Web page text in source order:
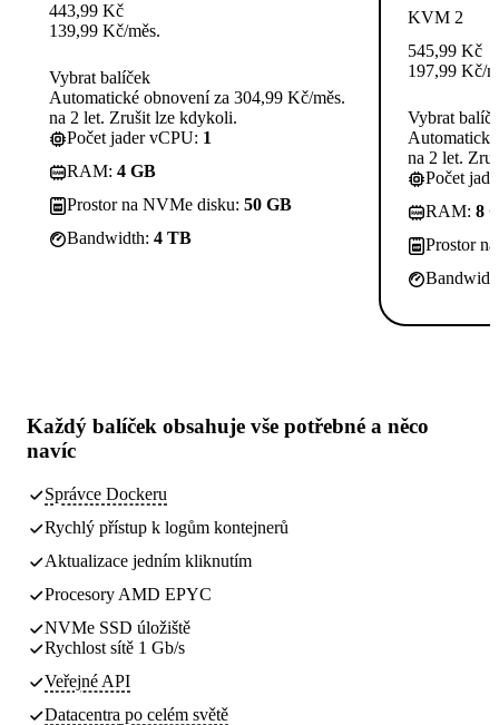
443,99 Kč
139,99 Kč/měs.
Vybrat balíček
Automatické obnovení za 304,99 Kč/měs.
na 2 let. Zrušit lze kdykoli.
Počet jader vCPU: 1
RAM: 4 GB
Prostor na NVMe disku: 50 GB
Bandwidth: 4 TB
KVM 2
545,99 Kč
197,99 Kč/
Vybrat
na 2 let.
Počet
RAM: 8
Prostor
Každý balíček obsahuje vše potřebné a něco
navíc
Správce Dockeru
Rychlý přístup k logům kontejnerů
Aktualizace jedním kliknutím
Procesory AMD EPYC
NVMe SSD úložiště
Rychlost sítě 1 Gb/s
Veřejné API
Datacentra po celém světě